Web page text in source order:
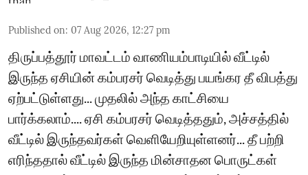
Published on: 07 Aug 2026, 12:27 pm
திருப்பத்தூர் மாவட்டம் வாணியம்பாடியில் வீட்டில்
இருந்த ஏசியின் கம்பரசர் வெடித்து பயங்கர தீ விபத்து
ஏற்பட்டுள்ளது... முதலில் அந்த காட்சியை
பார்க்கலாம்.... ஏசி கம்பரசர் வெடித்ததும், அச்சத்தில்
வீட்டில் இருந்தவர்கள் வெளியேறியுள்ளனர்... தீ பற்றி
எரிந்ததால் வீட்டில் இருந்த மின்சாதன பொருட்கள்